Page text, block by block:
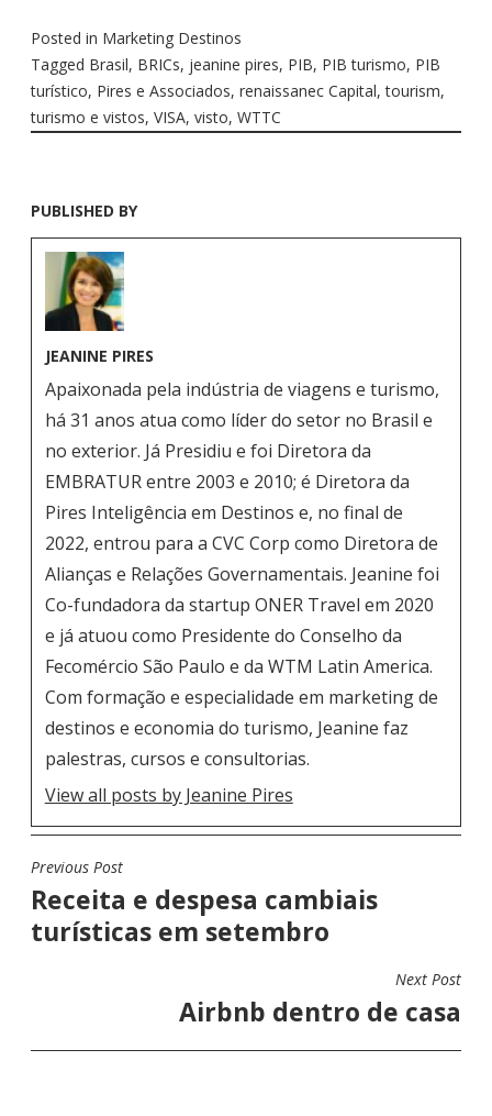
Posted in Marketing Destinos
Tagged Brasil, BRICs, jeanine pires, PIB, PIB turismo, PIB
turístico, Pires e Associados, renaissanec Capital,tourism,
turismo e vistos, VISA, visto, WTTC
PUBLISHED BY
JEANINE PIRES
Apaixonada pela indústria de viagens e turismo,
há 31 anos atua como líder do setor no Brasil e
no exterior. Já Presidiu e foi Diretora da
EMBRATUR entre 2003 e 2010; é Diretora da
Pires Inteligência em Destinos e, no final de
2022, entrou para a CVC Corp como Diretora de
Alianças e Relações Governamentais. Jeanine foi
Co-fundadora da startup ONER Travel em 2020
e já atuou como Presidente do Conselho da
Fecomércio São Paulo e da WTM Latin America.
Com formação e especialidade em marketing de
destinos e economia do turismo, Jeanine faz
palestras, cursos e consultorias.
View all posts by Jeanine Pires
N
A
V
Previous Post
Receita e despesa cambiais
turísticas em setembro
Next Post
Airbnb dentro de casa